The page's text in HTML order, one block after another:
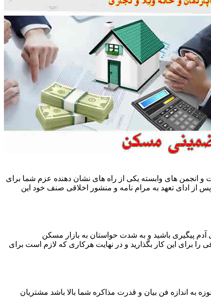
انجمن های وابسته یکی از راه های نشان دهنده عزم شما برای
ادای تعهد به مرام نامه و منشور اخلاقی صنف خود این
پیگیری باشید و به شدت حواستان به بازار مسکن
برای این کار بگذارید و در نهایت هرکاری که لازم است برای
به اندازه فن بیان و قدرت مذاکره شما بالا باشد مشتریان